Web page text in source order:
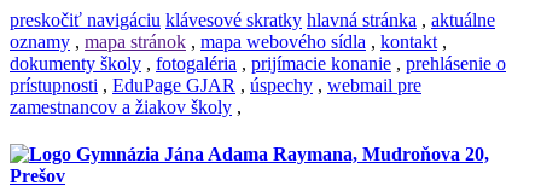
preskočiť navigáciu klávesové skratky hlavná stránka , aktuálne
oznamy , mapa stránok , mapa webového sídla , kontakt ,
dokumenty školy , fotogaléria , prijímacie konanie , prehlásenie o
prístupnosti , EduPage GJAR , úspechy , webmail pre
zamestnancov a žiakov školy ,